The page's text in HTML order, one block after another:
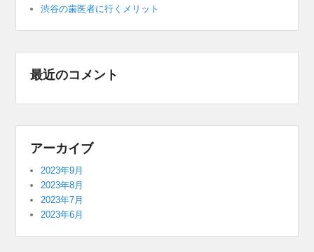
渋谷の歯医者に行くメリット
最近のコメント
アーカイブ
2023年9月
2023年8月
2023年7月
2023年6月